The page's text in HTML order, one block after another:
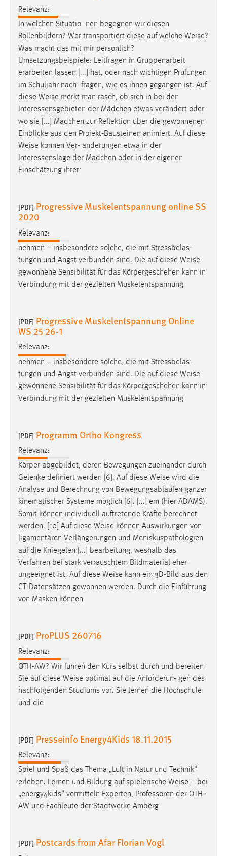
Relevanz:
In welchen Situatio- nen begegnen wir diesen
Rollenbildern? Wer transportiert diese auf welche Weise?
Was macht das mit mir persönlich?
Umsetzungsbeispiele: Leitfragen in Gruppenarbeit
erarbeiten lassen [...] hat, oder nach wichtigen Prüfungen
im Schuljahr nach- fragen, wie es ihnen gegangen ist. Auf
diese Weise merkt man rasch, ob sich in bei den
Interessensgebieten der Mädchen etwas verändert oder
wo sie [...] Mädchen zur Reflektion über die gewonnenen
Einblicke aus den Projekt-Bausteinen animiert. Auf diese
Weise können Ver- änderungen etwa in der
Interessenslage der Mädchen oder in der eigenen
Einschätzung ihrer
[PDF] Progressive Muskelentspannung online SS
2020
Relevanz:
nehmen – insbesondere solche, die mit Stressbelas-
tungen und Angst verbunden sind. Die auf diese Weise
gewonnene Sensibilität für das Körpergeschehen kann in
Verbindung mit der gezielten Muskelentspannung
[PDF] Progressive Muskelentspannung Online
WS 25 26-1
Relevanz:
nehmen – insbesondere solche, die mit Stressbelas-
tungen und Angst verbunden sind. Die auf diese Weise
gewonnene Sensibilität für das Körpergeschehen kann in
Verbindung mit der gezielten Muskelentspannung
[PDF] Programm Ortho Kongress
Relevanz:
Körper abgebildet, deren Bewegungen zueinander durch
Gelenke definiert werden [6]. Auf diese Weise wird die
Analyse und Berechnung von Bewegungsabläufen ganzer
kinematischer Systeme möglich [6]. [...] em (hier ADAMS).
Somit können individuell auftretende Kräfte berechnet
werden. [10] Auf diese Weise können Auswirkungen von
ligamentären Verlängerungen und Meniskuspathologien
auf die Kniegelen [...] bearbeitung, weshalb das
Verfahren bei stark verrauschtem Bildmaterial eher
ungeeignet ist. Auf diese Weise kann ein 3D-Bild aus den
CT-Datensätzen gewonnen werden. Durch die Einführung
von Masken können
[PDF] ProPLUS 260716
Relevanz:
OTH-AW? Wir führen den Kurs selbst durch und bereiten
Sie auf diese Weise optimal auf die Anforderun- gen des
nachfolgenden Studiums vor. Sie lernen die Hochschule
und die
[PDF] Presseinfo Energy4Kids 18.11.2015
Relevanz:
Spiel und Spaß das Thema „Luft in Natur und Technik“
erleben. Lernen und Bildung auf spielerische Weise – bei
„energy4kids“ vermitteln Experten, Professoren der OTH-
AW und Fachleute der Stadtwerke Amberg
[PDF] Postcards from Afar Florian Vogl